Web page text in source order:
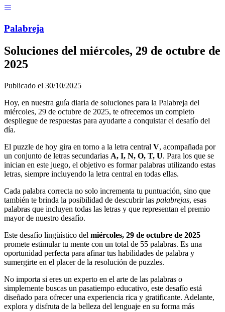
Palabreja
Soluciones del miércoles, 29 de octubre de
2025
Publicado el 30/10/2025
Hoy, en nuestra guía diaria de soluciones para la Palabreja del
miércoles, 29 de octubre de 2025, te ofrecemos un completo
despliegue de respuestas para ayudarte a conquistar el desafío del
día.
El puzzle de hoy gira en torno a la letra central V, acompañada por
un conjunto de letras secundarias A, I, N, O, T, U. Para los que se
inician en este juego, el objetivo es formar palabras utilizando estas
letras, siempre incluyendo la letra central en todas ellas.
Cada palabra correcta no solo incrementa tu puntuación, sino que
también te brinda la posibilidad de descubrir las palabrejas, esas
palabras que incluyen todas las letras y que representan el premio
mayor de nuestro desafío.
Este desafío lingüístico del miércoles, 29 de octubre de 2025
promete estimular tu mente con un total de 55 palabras. Es una
oportunidad perfecta para afinar tus habilidades de palabra y
sumergirte en el placer de la resolución de puzzles.
No importa si eres un experto en el arte de las palabras o
simplemente buscas un pasatiempo educativo, este desafío está
diseñado para ofrecer una experiencia rica y gratificante. Adelante,
explora y disfruta de la belleza del lenguaje en su forma más